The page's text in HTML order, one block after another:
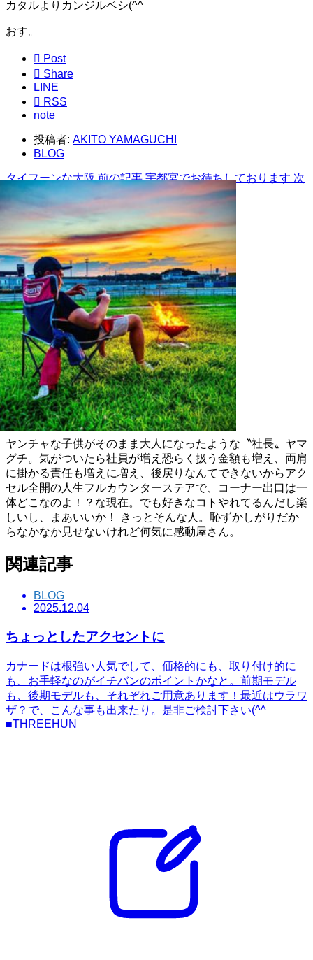
カタルよりカンジルベシ(^^ゞ
おす。
 Post
 Share
LINE
 RSS
note
投稿者: AKITO YAMAGUCHI
BLOG
タイフーンな大阪 前の記事 宇都宮でお待ちしております 次
の記事
AKITO YAMAGUCHI
ヤンチャな子供がそのまま大人になったような〝社長〟ヤマ
グチ。気がついたら社員が増え恐らく扱う金額も増え、両肩
に掛かる責任も増えに増え、後戻りなんてできないからアク
セル全開の人生フルカウンターステアで、コーナー出口は一
体どこなのよ！？な現在。でも好きなコトやれてるんだし楽
しいし、まあいいか！ きっとそんな人。恥ずかしがりだか
らなかなか見せないけれど何気に感動屋さん。
関連記事
BLOG
2025.12.04
ちょっとしたアクセントに
カナードは根強い人気でして、価格的にも、取り付け的に
も、お手軽なのがイチバンのポイントかなと。前期モデル
も、後期モデルも、それぞれご用意あります！最近はウラワ
ザ？で、こんな事も出来たり。是非ご検討下さい(^^ゞ
■THREEHUN